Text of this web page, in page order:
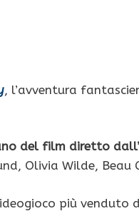
, l’avventura
del film diretto
Olivia Wilde, Beau
più